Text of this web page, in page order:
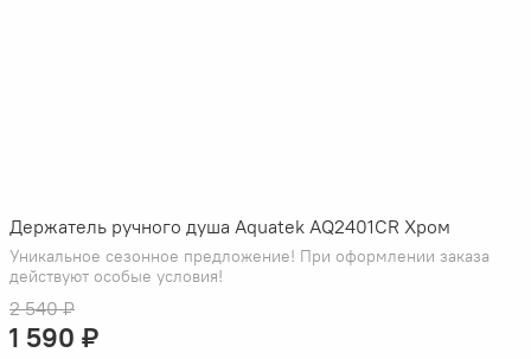
Держатель ручного душа Aquatek AQ2401CR Хром
Уникальное сезонное предложение! При оформлении заказа
действуют особые условия!
2 540 ₽
1 590 ₽